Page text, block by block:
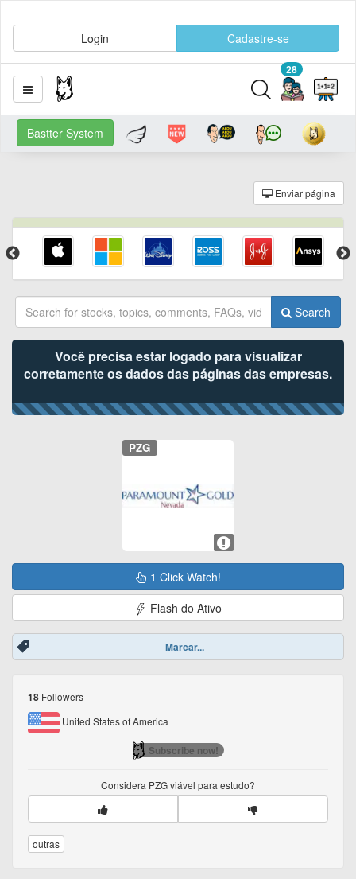
Login Cadastre-se
28
Bastter System
Enviar página
Search
Você precisa estar logado para visualizar
corretamente os dados das páginas das empresas.
PZG
1 Click Watch!
Flash do Ativo
Marcar...
18 Followers
United States of America
Subscribe now!
Considera PZGviável para estudo?
outras